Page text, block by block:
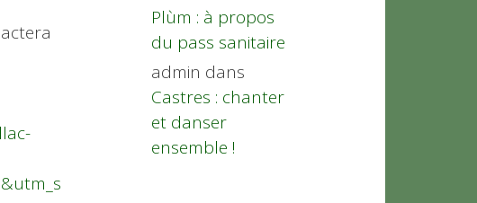
Plùm : à propos
du pass sanitaire
admin dans
Castres : chanter
et danser
ensemble !